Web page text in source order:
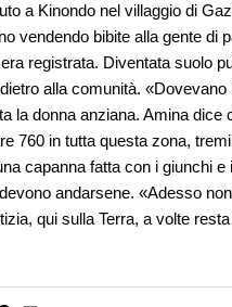
a Kinondo nel villaggio di
vendendo bibite alla gente di
registrata. Diventata suolo
alla comunità.
la donna anziana. Amina dice
760 in tutta questa zona,
capanna fatta con i giunchi e
andarsene. «Adesso
qui sulla Terra, a volte resta